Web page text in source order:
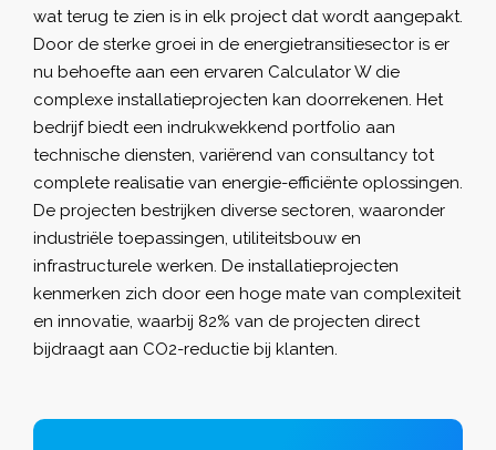
wat terug te zien is in elk project dat wordt aangepakt.
Door de sterke groei in de energietransitiesector is er
nu behoefte aan een ervaren Calculator W die
complexe installatieprojecten kan doorrekenen. Het
bedrijf biedt een indrukwekkend portfolio aan
technische diensten, variërend van consultancy tot
complete realisatie van energie-efficiënte oplossingen.
De projecten bestrijken diverse sectoren, waaronder
industriële toepassingen, utiliteitsbouw en
infrastructurele werken. De installatieprojecten
kenmerken zich door een hoge mate van complexiteit
en innovatie, waarbij 82% van de projecten direct
bijdraagt aan CO2-reductie bij klanten.